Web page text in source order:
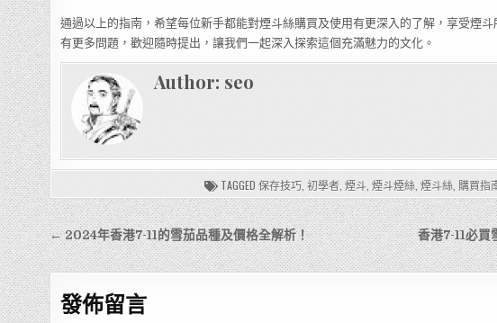
通過以上的指南，希望每位新手都能對煙斗絲購買及使用有更深入的了解，享受煙
有更多問題，歡迎隨時提出，讓我們一起深入探索這個充滿魅力的文化。
Author: seo
TAGGED保存技巧 ,初學者 ,煙斗 ,煙斗煙絲 ,煙斗絲 購買指
文
章
導
覽
香港7-11必
← 2024年香港7-11的雪茄品種及價格全解析！
發佈留言